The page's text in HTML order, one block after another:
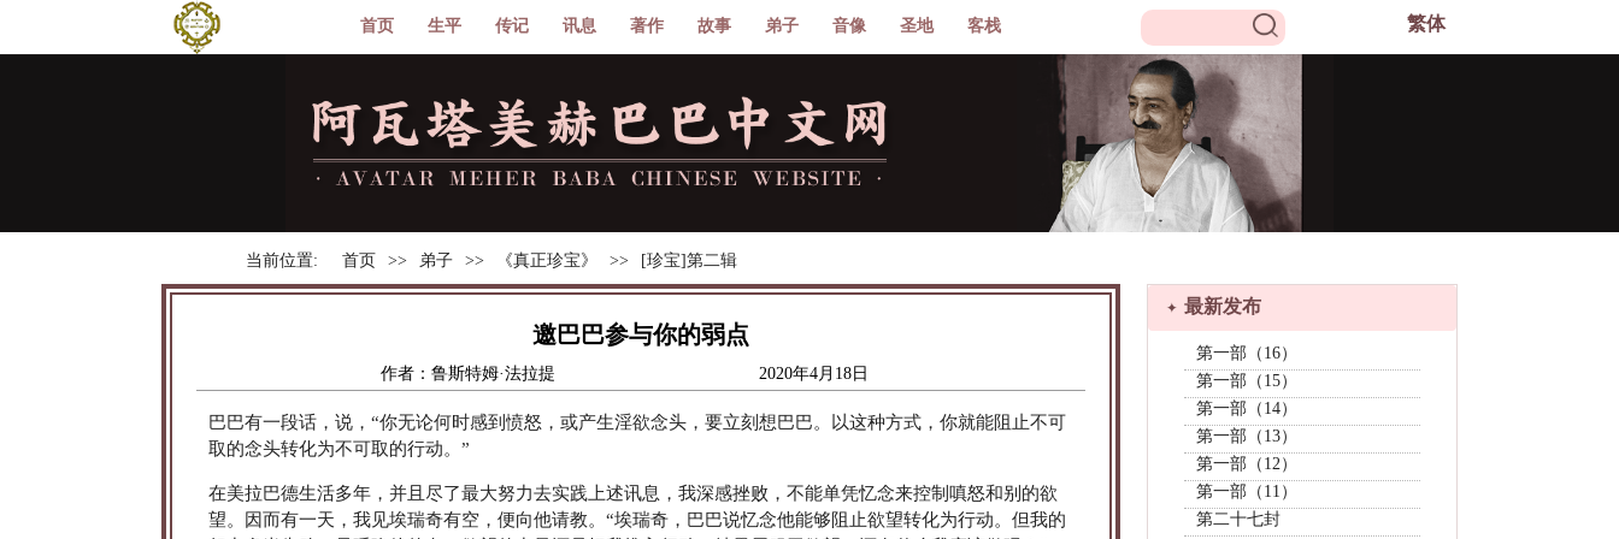
首页 生平 传记 讯息 著作 故事 弟子 音像 圣地 客栈 繁体
当前位置: 首页 弟子 《真正珍宝》 [珍宝]第二辑
邀巴巴参与你的弱点
作者：鲁斯特姆·法拉提
发
布
于
2020年4月18日
巴巴有一段话，说，“你无论何时感到愤怒，或产生淫欲念头，要立刻想巴巴。以这种方式，你就能阻止不可
取的念头转化为不可取的行动。”
在美拉巴德生活多年，并且尽了最大努力去实践上述讯息，我深感挫败，不能单凭忆念来控制嗔怒和别的欲
望。因而有一天，我见埃瑞奇有空，便向他请教。“埃瑞奇，巴巴说忆念他能够阻止欲望转化为行动。但我的
最新发布
第一部（16）
第一部（15）
第一部（14）
第一部（13）
第一部（12）
第一部（11）
第二十七封